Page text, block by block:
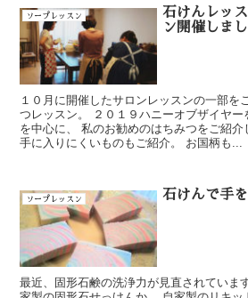
ソープレッスン
石けんレッ
ン開催しま
１０月に開催したサロンレッスンの一部を
つレッスン。 ２０１９ハニーオブザイヤー
を中心に、 私のお勧めのはちみつをご紹
手に入りにくいものもご紹介。 お国柄も...
ソープレッスン 石けんで手
最近、固形石鹸の洗浄力が見直されていま